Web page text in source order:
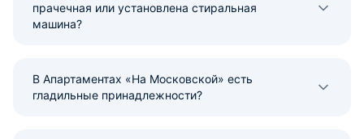
прачечная или установлена стиральная
машина?
В Апартаментах «На Московской» есть
гладильные принадлежности?